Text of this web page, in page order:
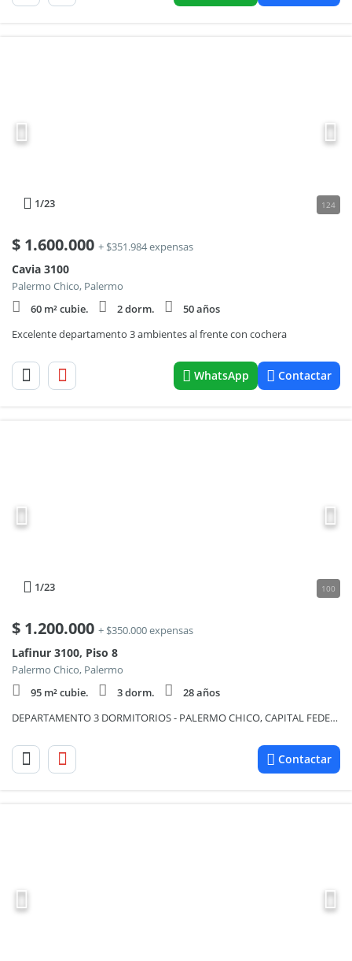
1/23 124
$ 1.600.000 + $351.984 expensas
Cavia 3100
Palermo Chico, Palermo
60 m² cubie.
2 dorm.
50 años
Excelente departamento 3 ambientes al frente con cochera
WhatsApp Contactar
1/23 100
$ 1.200.000 + $350.000 expensas
Lafinur 3100, Piso 8
Palermo Chico, Palermo
95 m² cubie.
3 dorm.
28 años
DEPARTAMENTO 3 DORMITORIOS - PALERMO CHICO, CAPITAL FEDERAL
Contactar